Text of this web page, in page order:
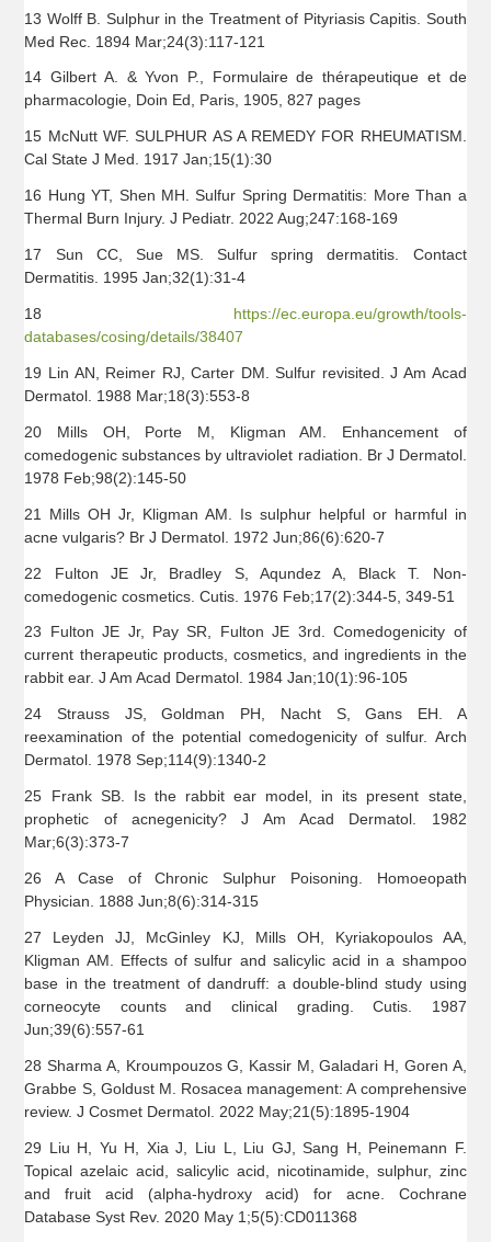
13 Wolff B. Sulphur in the Treatment of Pityriasis Capitis. South
Med Rec. 1894 Mar;24(3):117-121
14 Gilbert A. & Yvon P., Formulaire de thérapeutique et de
pharmacologie, Doin Ed, Paris, 1905, 827 pages
15 McNutt WF. SULPHUR AS A REMEDY FOR RHEUMATISM.
Cal State J Med. 1917 Jan;15(1):30
16 Hung YT, Shen MH. Sulfur Spring Dermatitis: More Than a
Thermal Burn Injury. J Pediatr. 2022 Aug;247:168-169
17 Sun CC, Sue MS. Sulfur spring dermatitis. Contact
Dermatitis. 1995 Jan;32(1):31-4
18 https://ec.europa.eu/growth/tools-
databases/cosing/details/38407
19 Lin AN, Reimer RJ, Carter DM. Sulfur revisited. J Am Acad
Dermatol. 1988 Mar;18(3):553-8
20 Mills OH, Porte M, Kligman AM. Enhancement of
comedogenic substances by ultraviolet radiation. Br J Dermatol.
1978 Feb;98(2):145-50
21 Mills OH Jr, Kligman AM. Is sulphur helpful or harmful in
acne vulgaris? Br J Dermatol. 1972 Jun;86(6):620-7
22 Fulton JE Jr, Bradley S, Aqundez A, Black T. Non-
comedogenic cosmetics. Cutis. 1976 Feb;17(2):344-5, 349-51
23 Fulton JE Jr, Pay SR, Fulton JE 3rd. Comedogenicity of
current therapeutic products, cosmetics, and ingredients in the
rabbit ear. J Am Acad Dermatol. 1984 Jan;10(1):96-105
24 Strauss JS, Goldman PH, Nacht S, Gans EH. A
reexamination of the potential comedogenicity of sulfur. Arch
Dermatol. 1978 Sep;114(9):1340-2
25 Frank SB. Is the rabbit ear model, in its present state,
prophetic of acnegenicity? J Am Acad Dermatol. 1982
Mar;6(3):373-7
26 A Case of Chronic Sulphur Poisoning. Homoeopath
Physician. 1888 Jun;8(6):314-315
27 Leyden JJ, McGinley KJ, Mills OH, Kyriakopoulos AA,
Kligman AM. Effects of sulfur and salicylic acid in a shampoo
base in the treatment of dandruff: a double-blind study using
corneocyte counts and clinical grading. Cutis. 1987
Jun;39(6):557-61
28 Sharma A, Kroumpouzos G, Kassir M, Galadari H, Goren A,
Grabbe S, Goldust M. Rosacea management: A comprehensive
review. J Cosmet Dermatol. 2022 May;21(5):1895-1904
29 Liu H, Yu H, Xia J, Liu L, Liu GJ, Sang H, Peinemann F.
Topical azelaic acid, salicylic acid, nicotinamide, sulphur, zinc
and fruit acid (alpha-hydroxy acid) for acne. Cochrane
Database Syst Rev. 2020 May 1;5(5):CD011368